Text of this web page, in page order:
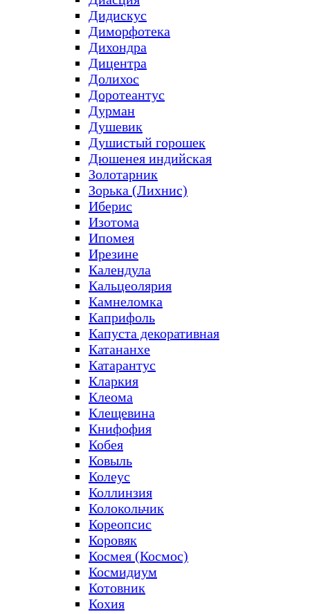
Дидискус
Диморфотека
Дихондра
Дицентра
Долихос
Доротеантус
Дурман
Душевик
Душистый горошек
Дюшенея индийская
Золотарник
Зорька (Лихнис)
Иберис
Изотома
Ипомея
Ирезине
Календула
Кальцеолярия
Камнеломка
Каприфоль
Капуста декоративная
Катананхе
Катарантус
Кларкия
Клеома
Клещевина
Книфофия
Кобея
Ковыль
Колеус
Коллинзия
Колокольчик
Кореопсис
Коровяк
Космея (Космос)
Космидиум
Котовник
Кохия